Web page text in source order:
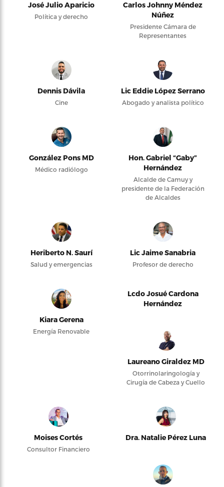
José Julio Aparicio
Política y derecho
Carlos Johnny Méndez
Núñez
Presidente Cámara de
Representantes
Dennis Dávila
Cine
Lic Eddie López Serrano
Abogado y analista político
González Pons MD
Médico radiólogo
Hon. Gabriel “Gaby”
Hernández
Alcalde de Camuy y
presidente de la Federación
de Alcaldes
Heriberto N. Saurí
Salud y emergencias
Lic Jaime Sanabria
Profesor de derecho
Kiara Gerena
Energía Renovable
Lcdo Josué Cardona
Hernández
Laureano Giraldez MD
Otorrinolaringología y
Cirugía de Cabeza y Cuello
Moises Cortés
Consultor Financiero
Dra. Natalie Pérez Luna